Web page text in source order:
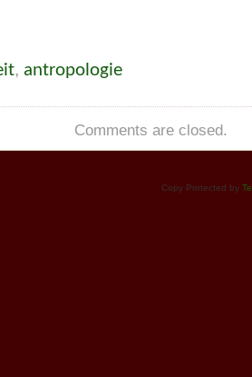
, antropologie
Comments are closed.
Copy Protected by